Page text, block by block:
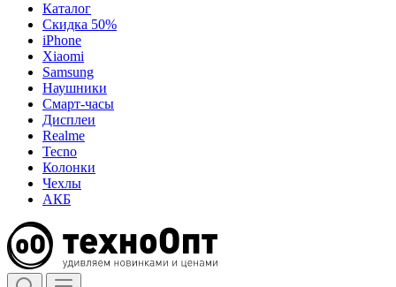
Каталог
Скидка 50%
iPhone
Xiaomi
Samsung
Наушники
Смарт-часы
Дисплеи
Realme
Tecno
Колонки
Чехлы
АКБ